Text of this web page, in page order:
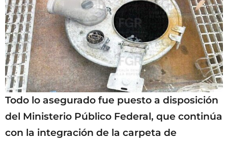
Todo lo asegurado fue puesto a disposición
del Ministerio Público Federal, que continúa
con la integración de la carpeta de